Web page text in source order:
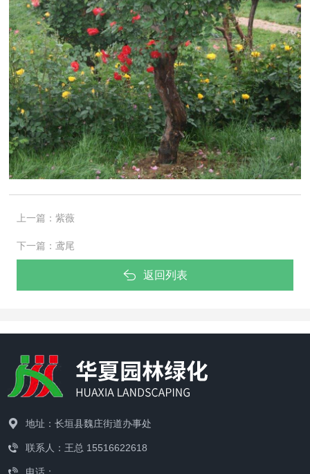
上一篇： 紫薇
下一篇： 鸢尾
返回列表
地址：长垣县魏庄街道办事处
联系人：王总 15516622618